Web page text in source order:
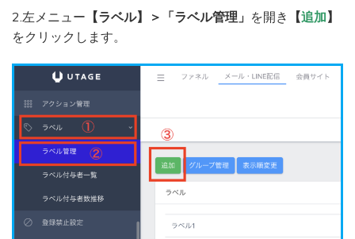
2.左メニュー 【ラベル】＞「ラベル管理」 を開き 【追加】
をクリックします。